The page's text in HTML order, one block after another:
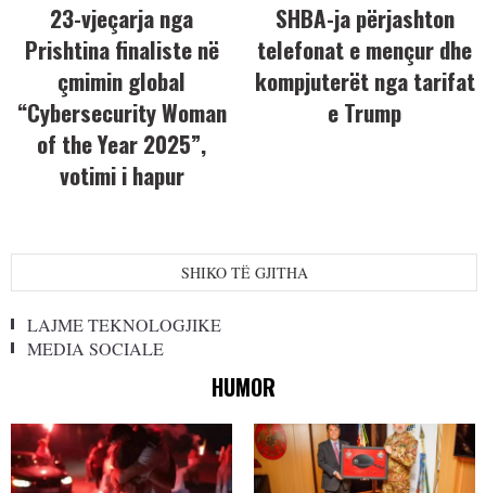
23-vjeçarja nga
Prishtina finaliste në
çmimin global
“Cybersecurity Woman
of the Year 2025”,
votimi i hapur
SHBA-ja përjashton
telefonat e mençur dhe
kompjuterët nga tarifat
e Trump
SHIKO TË GJITHA
LAJME TEKNOLOGJIKE
MEDIA SOCIALE
HUMOR